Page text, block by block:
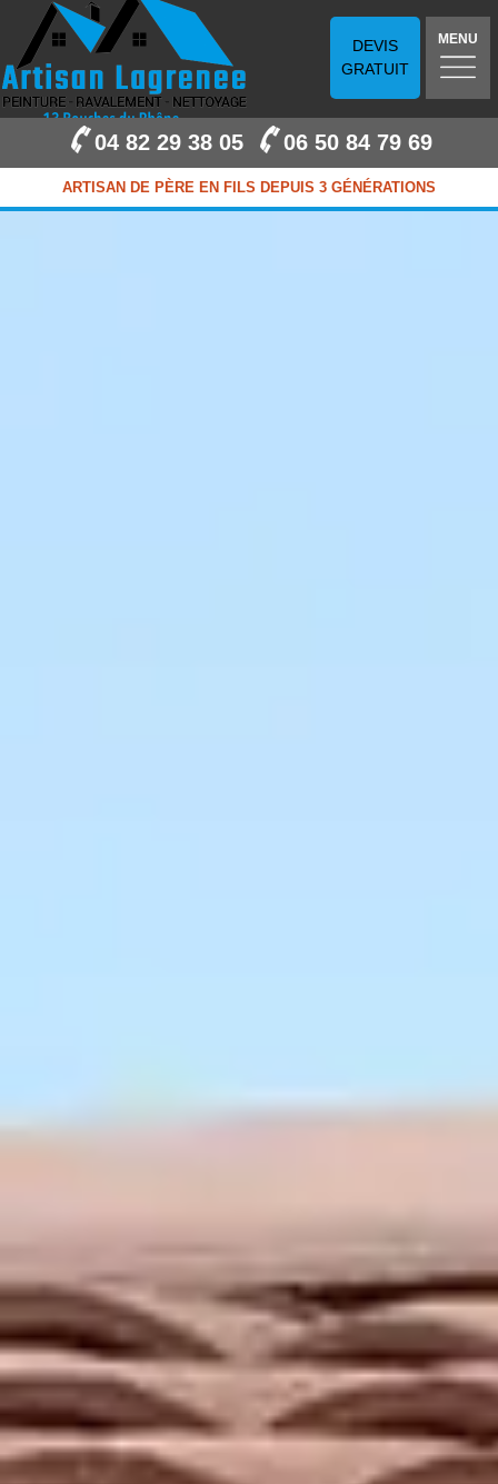
DEVIS
GRATUIT
MENU
04 82 29 38 05 06 50 84 79 69
ARTISAN DE PÈRE EN FILS DEPUIS 3 GÉNÉRATIONS